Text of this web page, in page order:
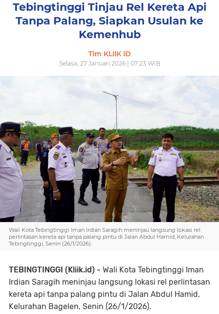
Tebingtinggi Tinjau Rel Kereta Api
Tanpa Palang, Siapkan Usulan ke
Kemenhub
Tim KLIIK ID
Selasa, 27 Januari 2026 | 07:23 WIB
Wali Kota Tebingtinggi Iman Irdian Saragih meninjau langsung lokasi rel
perlintasan kereta api tanpa palang pintu di Jalan Abdul Hamid, Kelurahan
Tebingtinggi, Senin (26/1/2026).
TEBINGTINGGI (Kliik.id) - Wali Kota Tebingtinggi Iman
Irdian Saragih meninjau langsung lokasi rel perlintasan
kereta api tanpa palang pintu di Jalan Abdul Hamid,
Kelurahan Bagelen, Senin (26/1/2026).